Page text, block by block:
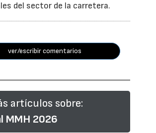
del sector de la carretera.
ver/escribir comentarios
artículos sobre:
MMH 2026